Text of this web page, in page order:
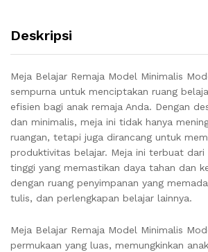
Deskripsi
Meja Belajar Remaja Model Minimalis
sempurna untuk menciptakan ruang
efisien bagi anak remaja Anda. Dengan
dan minimalis, meja ini tidak hanya
ruangan, tetapi juga dirancang untuk
produktivitas belajar. Meja ini terbuat dari
tinggi yang memastikan daya tahan dan
dengan ruang penyimpanan yang
tulis, dan perlengkapan belajar lainnya.
Meja Belajar Remaja Model Minimalis
permukaan yang luas, memungkinkan